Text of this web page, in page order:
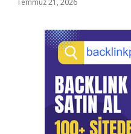
Temmuz 21, 2026